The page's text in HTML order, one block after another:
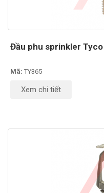
Đầu phu sprinkler
Mã: TY365
Xem chi tiết